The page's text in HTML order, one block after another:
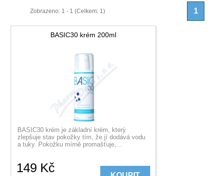
Zobrazeno: 1 - 1 (Celkem: 1) 1
BASIC30 krém 200ml
BASIC30 krém je základní krém, který
zlepšuje stav pokožky tím, že jí dodává vodu
a tuky. Pokožku mírně promašťuje,...
149 Kč